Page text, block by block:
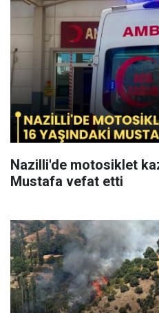
Nazilli'de motosiklet
Mustafa vefat etti